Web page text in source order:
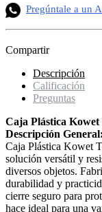
Pregúntale a un
Compartir
Descripción
Calificación
Preguntas
Caja Plástica
Descripción General:
Caja Plástica Kowet
solución versátil y
diversos objetos.
durabilidad y
cierre seguro para
hace ideal para una